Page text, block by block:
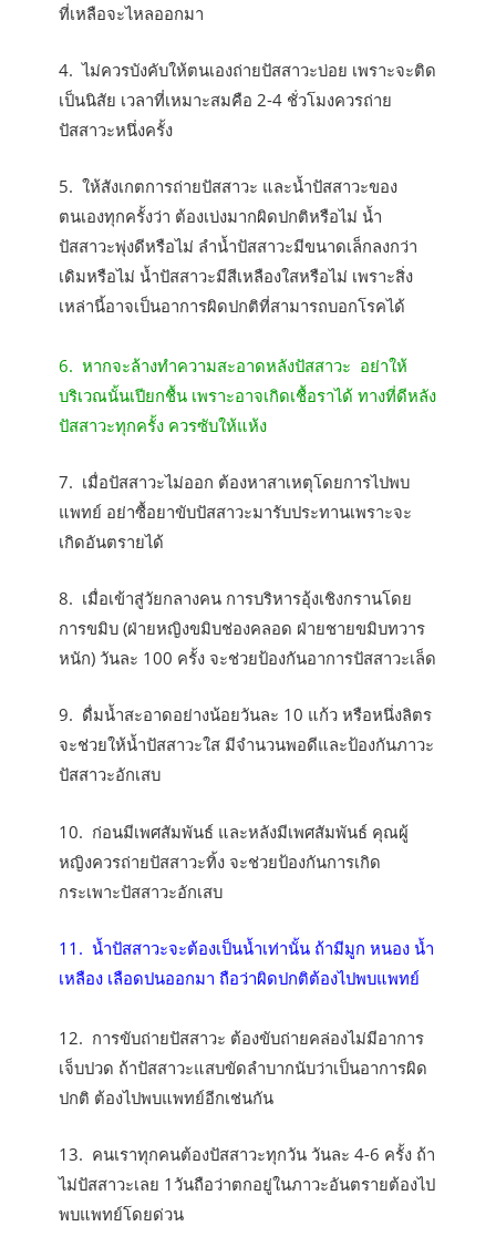
ที่เหลือจะไหลออกมา
4. ไม่ควรบังคับให้ตนเองถ่ายปัสสาวะบ่อย เพราะจะติด
เป็นนิสัย เวลาที่เหมาะสมคือ 2-4 ชั่วโมงควรถ่าย
ปัสสาวะหนึ่งครั้ง
5. ให้สังเกตการถ่ายปัสสาวะ และน้ำปัสสาวะของ
ตนเองทุกครั้งว่า ต้องเบ่งมากผิดปกติหรือไม่ น้ำ
ปัสสาวะพุ่งดีหรือไม่ ลำน้ำปัสสาวะมีขนาดเล็กลงกว่า
เดิมหรือไม่ น้ำปัสสาวะมีสีเหลืองใสหรือไม่ เพราะสิ่ง
เหล่านี้อาจเป็นอาการผิดปกติที่สามารถบอกโรคได้
6. หากจะล้างทำความสะอาดหลังปัสสาวะ อย่าให้
บริเวณนั้นเปียกชื้น เพราะอาจเกิดเชื้อราได้ ทางที่ดีหลัง
ปัสสาวะทุกครั้ง ควรซับให้แห้ง
7. เมื่อปัสสาวะไม่ออก ต้องหาสาเหตุโดยการไปพบ
แพทย์ อย่าซื้อยาขับปัสสาวะมารับประทานเพราะจะ
เกิดอันตรายได้
8. เมื่อเข้าสู่วัยกลางคน การบริหารอุ้งเชิงกรานโดย
การขมิบ (ฝ่ายหญิงขมิบช่องคลอด ฝ่ายชายขมิบทวาร
หนัก) วันละ 100 ครั้ง จะช่วยป้องกันอาการปัสสาวะเล็ด
9. ดื่มน้ำสะอาดอย่างน้อยวันละ 10 แก้ว หรือหนึ่งลิตร
จะช่วยให้น้ำปัสสาวะใส มีจำนวนพอดีและป้องกันภาวะ
ปัสสาวะอักเสบ
10. ก่อนมีเพศสัมพันธ์ และหลังมีเพศสัมพันธ์ คุณผู้
หญิงควรถ่ายปัสสาวะทิ้ง จะช่วยป้องกันการเกิด
กระเพาะปัสสาวะอักเสบ
11. น้ำปัสสาวะจะต้องเป็นน้ำเท่านั้น ถ้ามีมูก หนอง น้ำ
เหลือง เลือดปนออกมา ถือว่าผิดปกติต้องไปพบแพทย์
12. การขับถ่ายปัสสาวะ ต้องขับถ่ายคล่องไม่มีอาการ
เจ็บปวด ถ้าปัสสาวะแสบขัดลำบากนับว่าเป็นอาการผิด
ปกติ ต้องไปพบแพทย์อีกเช่นกัน
13. คนเราทุกคนต้องปัสสาวะทุกวัน วันละ 4-6 ครั้ง ถ้า
ไม่ปัสสาวะเลย 1วันถือว่าตกอยู่ในภาวะอันตรายต้องไป
พบแพทย์โดยด่วน